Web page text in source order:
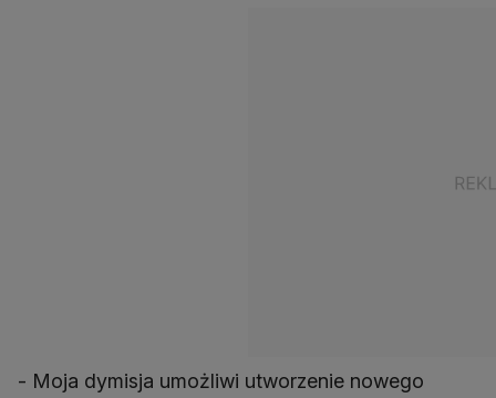
- Moja dymisja umożliwi utworzenie nowego